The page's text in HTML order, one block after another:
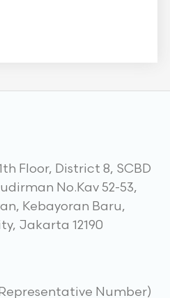
Floor, District 8, SCBD
No.Kav 52-53,
Kebayoran Baru,
Jakarta 12190
Number)